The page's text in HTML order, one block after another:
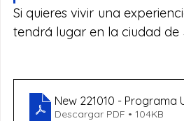
Si quieres vivir una
tendrá lugar en la ciudad de
New 221010 - Programa
Descargar PDF • 104KB